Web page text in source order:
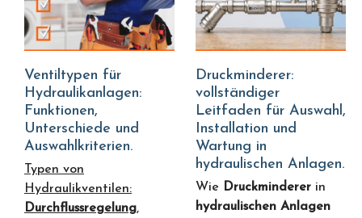
Ventiltypen für
Hydraulikanlagen:
Funktionen,
Unterschiede und
Auswahlkriterien.
Typen von
Hydraulikventilen:
Durchflussregelung,
Druckminderer:
vollständiger
Leitfaden für Auswahl,
Installation und
Wartung in
hydraulischen Anlagen.
Wie Druckminderer in
hydraulischen Anlagen